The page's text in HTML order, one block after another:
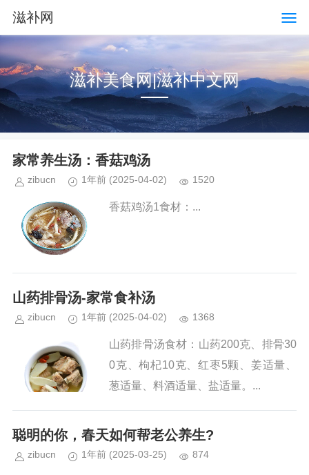
滋补网
滋补美食网|滋补中文网
家常养生汤：香菇鸡汤
zibucn 1年前 (2025-04-02) 1520
香菇鸡汤1食材：...
山药排骨汤-家常食补汤
zibucn 1年前 (2025-04-02) 1368
山药排骨汤食材：山药200克、排骨30
0克、枸杞10克、红枣5颗、姜适量、
葱适量、料酒适量、盐适量。...
聪明的你，春天如何帮老公养生?
zibucn 1年前 (2025-03-25) 874